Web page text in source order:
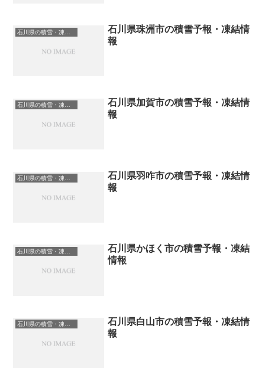
石川県珠洲市の積雪予報・凍結情
報
石川県の積雪・凍結情報
石川県加賀市の積雪予報・凍結情
報
石川県羽咋市の積雪予報・凍結情
報
石川県かほく市の積雪予報・凍結
情報
石川県の積雪・凍結情報
石川県白山市の積雪予報・凍結情
報